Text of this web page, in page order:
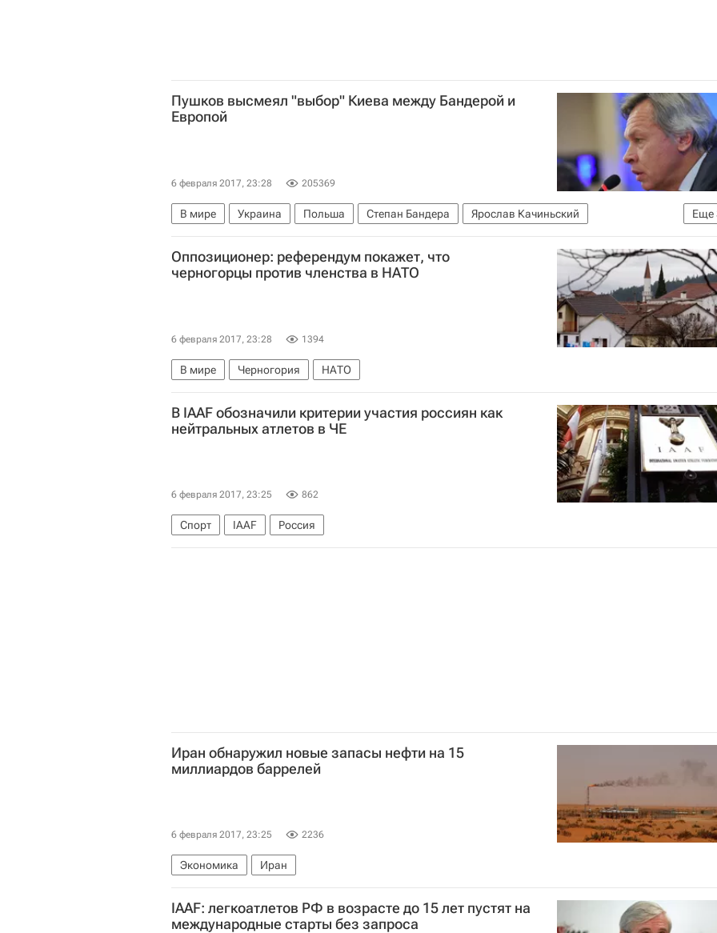
Пушков высмеял "выбор" Киева между Бандерой и
Европой
6 февраля 2017, 23:28 205369
Еще
В мире Украина Польша Степан Бандера
Ярослав Качиньский
Алексей Пушков
Владимир Вятрович Россия
Оппозиционер: референдум покажет, что
черногорцы против членства в НАТО
6 февраля 2017, 23:28 1394
В мире Черногория НАТО
В IAAF обозначили критерии участия россиян как
нейтральных атлетов в ЧЕ
6 февраля 2017, 23:25 862
Спорт IAAF Россия
Иран обнаружил новые запасы нефти на 15
миллиардов баррелей
6 февраля 2017, 23:25 2236
Экономика Иран
IAAF: легкоатлетов РФ в возрасте до 15 лет пустят на
международные старты без запроса